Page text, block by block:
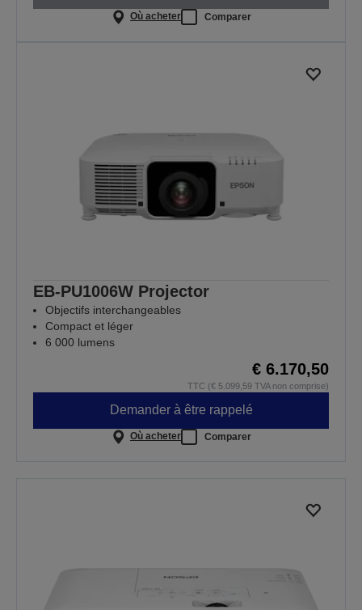
Où acheter Comparer
EB-PU1006W Projector
Objectifs interchangeables
Compact et léger
6 000 lumens
€ 6.170,50
TTC (€ 5.099,59 TVA non comprise)
Demander à être rappelé
Où acheter Comparer